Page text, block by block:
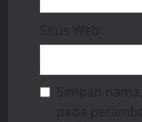
Situs Web
Simpan
pada